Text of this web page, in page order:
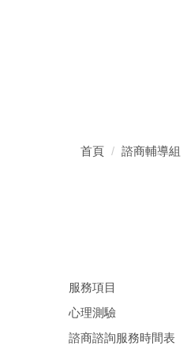
首頁 諮商輔導組
服務項目
心理測驗
諮商諮詢服務時間表